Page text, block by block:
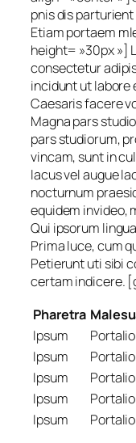
pnis dis
Etiam portaem
height= »30px »]
consectetur
incidunt ut labore
Caesaris facere
Magna pars
pars studiorum,
vincam, sunt in
lacus vel augue
nocturnum
equidem invideo,
Qui ipsorum
Prima luce, cum
Petierunt uti sibi
certam indicere.
Pharetra
Ipsum
Ipsum
Ipsum
Ipsum
Ipsum